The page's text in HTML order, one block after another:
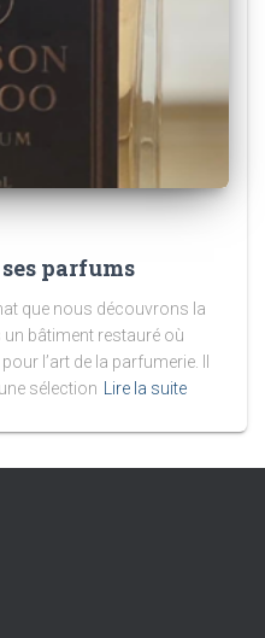
parfums
que nous découvrons la
bâtiment restauré où
l’art de la parfumerie. Il
sélection Lire la suite